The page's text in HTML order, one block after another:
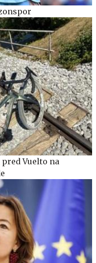
pred Vuelto na